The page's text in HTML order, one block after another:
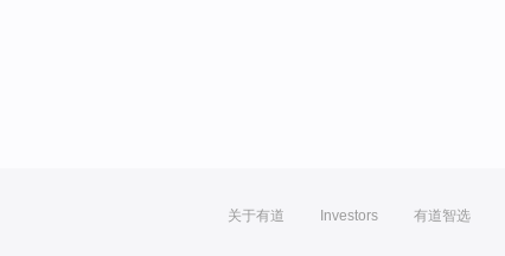
关于有道 Investors 有道智选